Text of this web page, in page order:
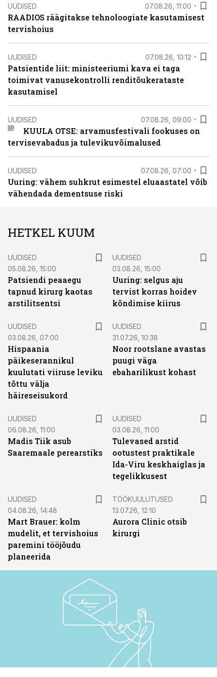
UUDISED 07.08.26, 11:00
RAADIOS räägitakse tehnoloogiate kasutamisest
tervishoius
UUDISED 07.08.26, 10:12
Patsientide liit: ministeeriumi kava ei taga
toimivat vanusekontrolli renditõukerataste
kasutamisel
UUDISED 07.08.26, 09:00
KUULA OTSE: arvamusfestivali fookuses on
tervisevabadus ja tulevikuvõimalused
UUDISED 07.08.26, 07:00
Uuring: vähem suhkrut esimestel eluaastatel võib
vähendada dementsuse riski
HETKEL KUUM
UUDISED
05.08.26, 15:00
Patsiendi peaaegu
tapnud kirurg kaotas
arstilitsentsi
UUDISED
03.08.26, 15:00
Uuring: selgus aju
tervist korras hoidev
kõndimise kiirus
UUDISED
03.08.26, 07:00
Hispaania
päikeserannikul
kuulutati viiruse leviku
tõttu välja
häireseisukord
UUDISED
31.07.26, 10:38
Noor rootslane avastas
puugi väga
ebaharilikust kohast
UUDISED
06.08.26, 11:00
Madis Tiik asub
Saaremaale perearstiks
UUDISED
03.08.26, 11:00
Tulevased arstid
ootustest praktikale
Ida-Viru keskhaiglas ja
tegelikkusest
UUDISED
04.08.26, 14:48
Mart Brauer: kolm
mudelit, et tervishoius
paremini tööjõudu
planeerida
TÖÖKUULUTUSED
13.07.26, 12:10
Aurora Clinic otsib
kirurgi